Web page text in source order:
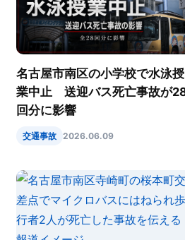
名古屋市南区の小学校で水泳授
業中止 送迎バス死亡事故が
回分に影響
交通事故 2026.06.09